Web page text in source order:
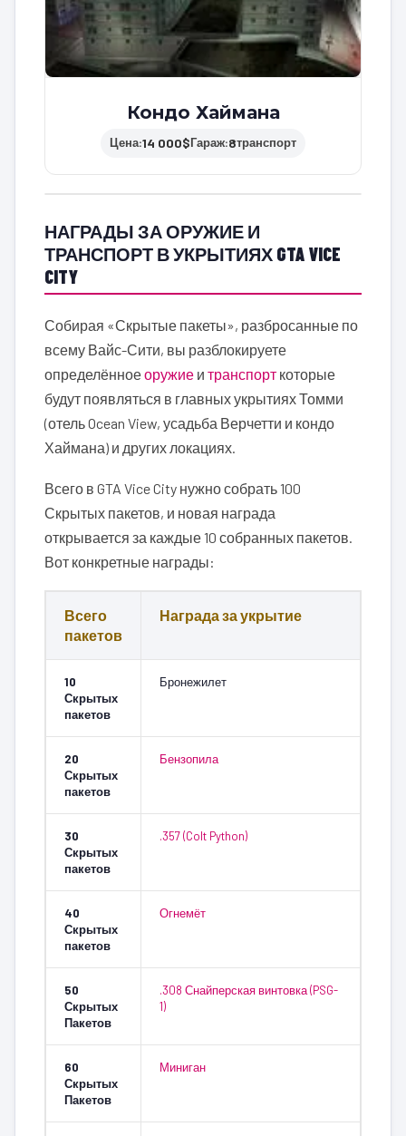
Кондо Хаймана
Цена:14 000$Гараж:8транспорт
НАГРАДЫ ЗА ОРУЖИЕ И
ТРАНСПОРТ В УКРЫТИЯХ GTA VICE
CITY
Собирая «Скрытые пакеты», разбросанные по
всему Вайс-Сити, вы разблокируете
определённоеоружие и транспорт которые
будут появляться в главных укрытиях Томми
(отель Ocean View, усадьба Верчетти и кондо
Хаймана) и других локациях.
Всего в GTA Vice City нужно собрать 100
Скрытых пакетов, и новая награда
открывается за каждые 10 собранных пакетов.
Вот конкретные награды:
Всего
пакетов
Награда за укрытие
10
Скрытых
пакетов
Бронежилет
20
Скрытых
пакетов
Бензопила
30
Скрытых
пакетов
.357 (Colt Python)
40
Скрытых
пакетов
Огнемёт
50
Скрытых
Пакетов
.308 Снайперская винтовка (PSG-
1)
60
Скрытых
Пакетов
Миниган